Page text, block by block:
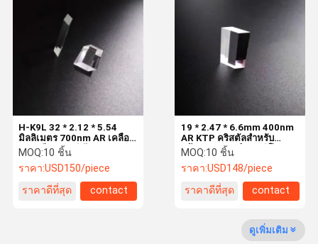
ทัวร์โรงงาน
ควบคุม
ติดต่อเรา
ขอใบเสนอ
19 * 2.47 * 6.6mm 400nm
AR KTP คริสตัลสำหรับ
กล้องจุลทรรศน์สเตอริโอ
MOQ:10 ชิ้น
ราคา:USD148/piece
ราคาดีที่สุด
contact
H-K9L 32 * 2.12 * 5.54
มิลลิเมตร 700nm AR เคลือบ
ขนมเปียกปูนปริซึม KTP
คริสตัล
MOQ:10 ชิ้น
ราคา:USD150/piece
ราคาดีที่สุด
contact
ดูเพิ่มเติม